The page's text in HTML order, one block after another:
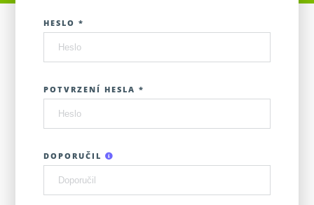
HESLO *
POTVRZENÍ HESLA *
DOPORUČIL